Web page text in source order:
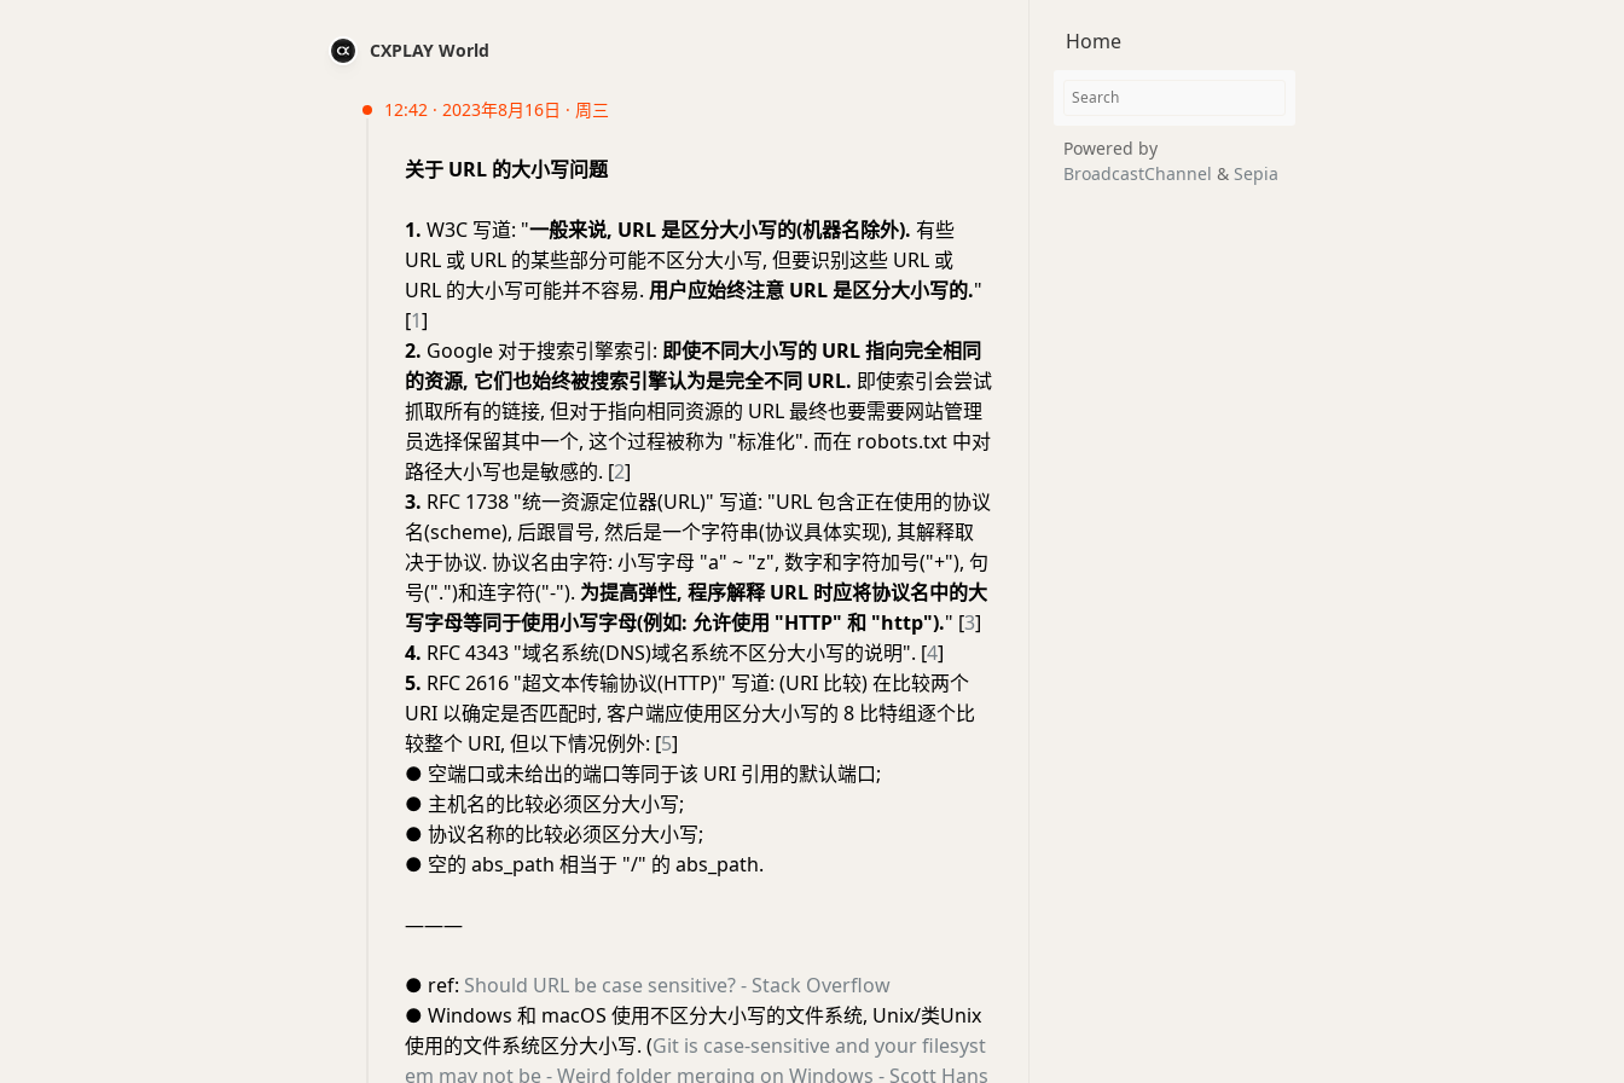
CXPLAY World
12:42 · 2023年8月16日 · 周三
关于 URL 的大小写问题
1. W3C 写道: "一般来说, URL 是区分大小写的(机器名除外). 有些
URL 或 URL 的某些部分可能不区分大小写, 但要识别这些 URL 或
URL 的大小写可能并不容易. 用户应始终注意 URL 是区分大小写的."
[1]
2. Google 对于搜索引擎索引: 即使不同大小写的 URL 指向完全相同
的资源, 它们也始终被搜索引擎认为是完全不同 URL. 即使索引会尝试
抓取所有的链接, 但对于指向相同资源的 URL 最终也要需要网站管理
员选择保留其中一个, 这个过程被称为 "标准化". 而在 robots.txt 中对
路径大小写也是敏感的. [2]
3. RFC 1738 "统一资源定位器(URL)" 写道: "URL 包含正在使用的协议
名(scheme), 后跟冒号, 然后是一个字符串(协议具体实现), 其解释取
决于协议. 协议名由字符: 小写字母 "a" ~ "z", 数字和字符加号("+"), 句
号(".")和连字符("-"). 为提高弹性, 程序解释 URL 时应将协议名中的大
写字母等同于使用小写字母(例如: 允许使用 "HTTP" 和 "http")." [3]
4. RFC 4343 "域名系统(DNS)域名系统不区分大小写的说明". [4]
5. RFC 2616 "超文本传输协议(HTTP)" 写道: (URI 比较) 在比较两个
URI 以确定是否匹配时, 客户端应使用区分大小写的 8 比特组逐个比
较整个 URI, 但以下情况例外: [5]
● 空端口或未给出的端口等同于该 URI 引用的默认端口;
● 主机名的比较必须区分大小写;
● 协议名称的比较必须区分大小写;
● 空的 abs_path 相当于 "/" 的 abs_path.
———
● ref: Should URL be case sensitive? - Stack Overflow
● Windows 和 macOS 使用不区分大小写的文件系统, Unix/类Unix
使用的文件系统区分大小写. (Git is case-sensitive and your filesyst
em may not be - Weird folder merging on Windows - Scott Hans
Home
Powered by
BroadcastChannel & Sepia